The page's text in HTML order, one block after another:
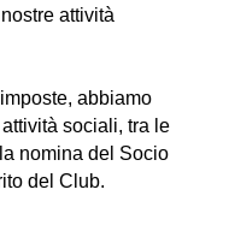
attività
abbiamo
sociali, tra le
nomina del Socio
del Club.